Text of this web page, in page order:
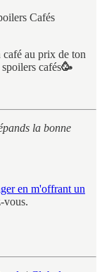
Cafés
au prix de ton
cafés🥳
la bonne
en m'offrant un
vous.